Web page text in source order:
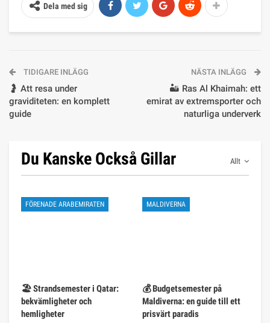
Dela med sig
TIDIGARE INLÄGG
🤰 Att resa under
graviditeten: en komplett
guide
NÄSTA INLÄGG
🏜️ Ras Al Khaimah: ett
emirat av extremsporter och
naturliga underverk
Allt
Du Kanske Också Gillar
FÖRENADE ARABEMIRATEN
🏖️ Strandsemester i Qatar:
bekvämligheter och
hemligheter
MALDIVERNA
💰 Budgetsemester på
Maldiverna: en guide till ett
prisvärt paradis